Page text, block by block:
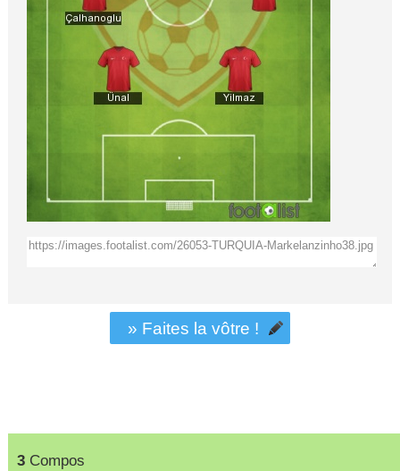
3Compos
» Faites la vôtre !